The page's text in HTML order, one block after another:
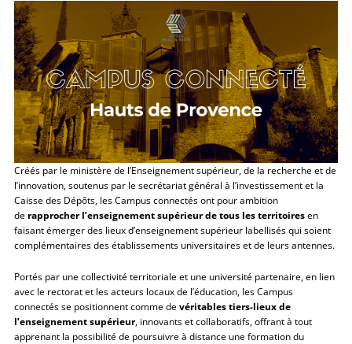
Créés par le ministère de l’Enseignement supérieur, de la recherche et de
l’innovation, soutenus par le secrétariat général à l’investissement et la
Caisse des Dépôts, les Campus connectés ont pour ambition
de rapprocher l’enseignement supérieur de tous les territoiresen
faisant émerger des lieux d’enseignement supérieur labellisés qui soient
complémentaires des établissements universitaires et de leurs antennes.
Portés par une collectivité territoriale et une université partenaire, en lien
avec le rectorat et les acteurs locaux de l’éducation, les Campus
connectés se positionnent comme devéritables tiers-lieux de
l’enseignement supérieur, innovants et collaboratifs, offrant à tout
apprenant la possibilité de poursuivre à distance une formation du